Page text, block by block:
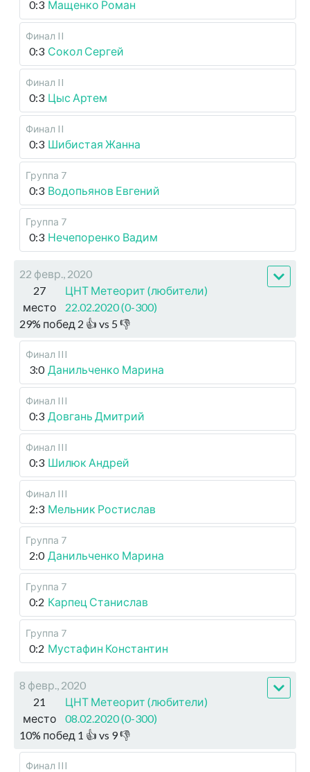
0:3 Мащенко Роман
Финал II
0:3 Сокол Сергей
Финал II
0:3 Цыс Артем
Финал II
0:3 Шибистая Жанна
Группа 7
0:3 Водопьянов Евгений
Группа 7
0:3 Нечепоренко Вадим
22 февр., 2020
27
место
ЦНТ Метеорит (любители)
22.02.2020 (0-300)
29% побед 2 👍 vs 5 👎
Финал III
3:0 Данильченко Марина
Финал III
0:3 Довгань Дмитрий
Финал III
0:3 Шилюк Андрей
Финал III
2:3 Мельник Ростислав
Группа 7
2:0 Данильченко Марина
Группа 7
0:2 Карпец Станислав
Группа 7
0:2 Мустафин Константин
8 февр., 2020
21
место
ЦНТ Метеорит (любители)
08.02.2020 (0-300)
10% побед 1 👍 vs 9👎
Финал III